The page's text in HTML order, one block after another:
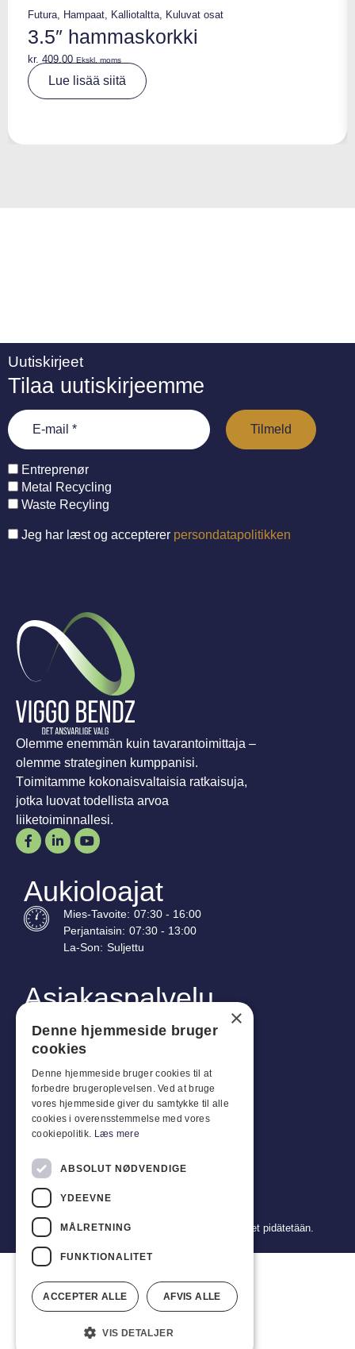
Futura Hampaat Kalliotaltta Kuluvat osat
3.5″ hammaskorkki
kr. 409,00 Ekskl. moms
Lue lisää siitä
Uutiskirjeet
Tilaa uutiskirjeemme
Entreprenør
Metal Recycling
Waste Recyling
Jeg har læst og accepterer persondatapolitikken
Olemme enemmän kuin tavarantoimittaja –
olemme strateginen kumppanisi.
Toimitamme kokonaisvaltaisia ratkaisuja,
jotka luovat todellista arvoa
liiketoiminnallesi.
Aukioloajat
Mies-Tavoite: 07:30 - 16:00
Perjantaisin: 07:30 - 13:00
La-Son: Suljettu
Asiakaspalvelu
CVR: 17261436
Sähköposti: vb@viggobendz.dk
Pikalinkit
Myynti- ja toimitusehdot
Copyright 2024 © Viggo Bendz. Kaikki oikeudet pidätetään.
×
Denne hjemmeside bruger
cookies
Denne hjemmeside bruger cookies til at
forbedre brugeroplevelsen. Ved at bruge
vores hjemmeside giver du samtykke til alle
cookies i overensstemmelse med vores
cookiepolitik. Læs mere
ABSOLUT NØDVENDIGE
YDEEVNE
MÅLRETNING
FUNKTIONALITET
ACCEPTER ALLE AFVIS ALLE
VIS DETALJER